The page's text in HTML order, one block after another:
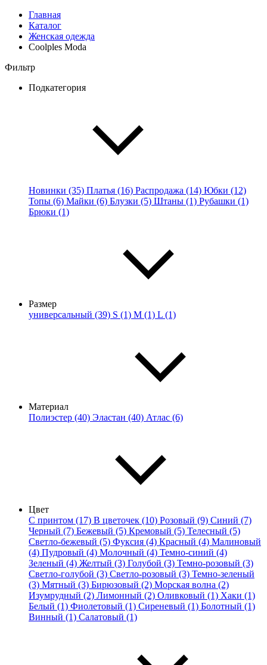
Главная
Каталог
Женская одежда
Coolples Moda
Фильтр
Подкатегория
Новинки (35) Платья (16) Распродажа (14) Юбки (12)
Топы (6) Майки (6) Блузки (5) Штаны (1) Рубашки (1)
Брюки (1)
Размер
универсальный (39) S (1) M (1) L (1)
Материал
Полиэстер (40) Эластан (40) Атлас (6)
Цвет
С принтом (17) В цветочек (10) Розовый (9) Синий (7)
Черный (7) Бежевый (5) Кремовый (5) Телесный (5)
Светло-бежевый (5) Фуксия (4) Красный (4) Малиновый
(4) Пудровый (4) Молочный (4) Темно-синий (4)
Зеленый (4) Желтый (3) Голубой (3) Темно-розовый (3)
Светло-голубой (3) Светло-розовый (3) Темно-зеленый
(3) Мятный (3) Бирюзовый (2) Морская волна (2)
Изумрудный (2) Лимонный (2) Оливковый (1) Хаки (1)
Белый (1) Фиолетовый (1) Сиреневый (1) Болотный (1)
Винный (1) Салатовый (1)